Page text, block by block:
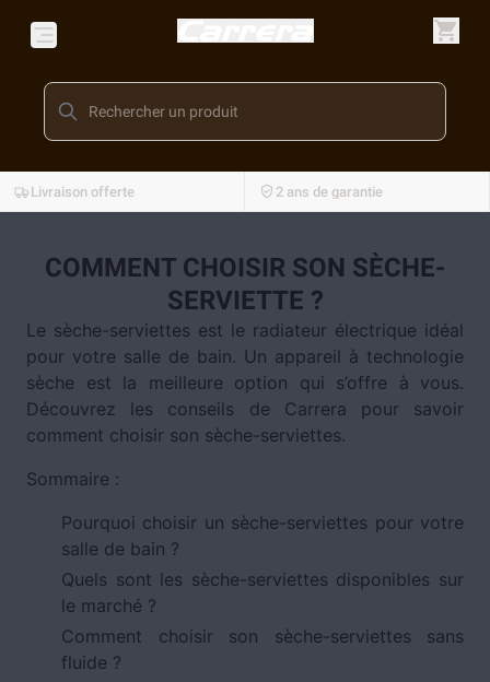
Livraison offerte 2 ans de garantie
COMMENT CHOISIR SON SÈCHE-
SERVIETTE ?
Le sèche-serviettes est le radiateur électrique idéal
pour votre salle de bain. Un appareil à technologie
sèche est la meilleure option qui s’offre à vous.
Découvrez les conseils de Carrera pour savoir
comment choisir son sèche-serviettes.
Sommaire :
Pourquoi choisir un sèche-serviettes pour votre
salle de bain ?
Quels sont les sèche-serviettes disponibles sur
le marché ?
Comment choisir son sèche-serviettes sans
fluide ?